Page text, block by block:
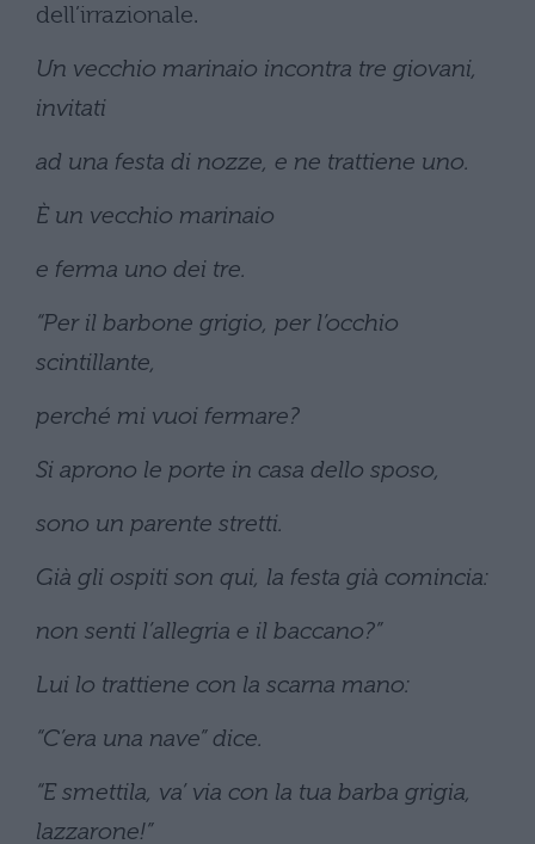
dell’irrazionale.
Un vecchio marinaio incontra tre giovani,
invitati
ad una festa di nozze, e ne trattiene uno.
È un vecchio marinaio
e ferma uno dei tre.
“Per il barbone grigio, per l’occhio
scintillante,
perché mi vuoi fermare?
Si aprono le porte in casa dello sposo,
sono un parente stretti.
Già gli ospiti son qui, la festa già comincia:
non senti l’allegria e il baccano?”
Lui lo trattiene con la scarna mano:
“C’era una nave” dice.
“E smettila, va’ via con la tua barba grigia,
lazzarone!”